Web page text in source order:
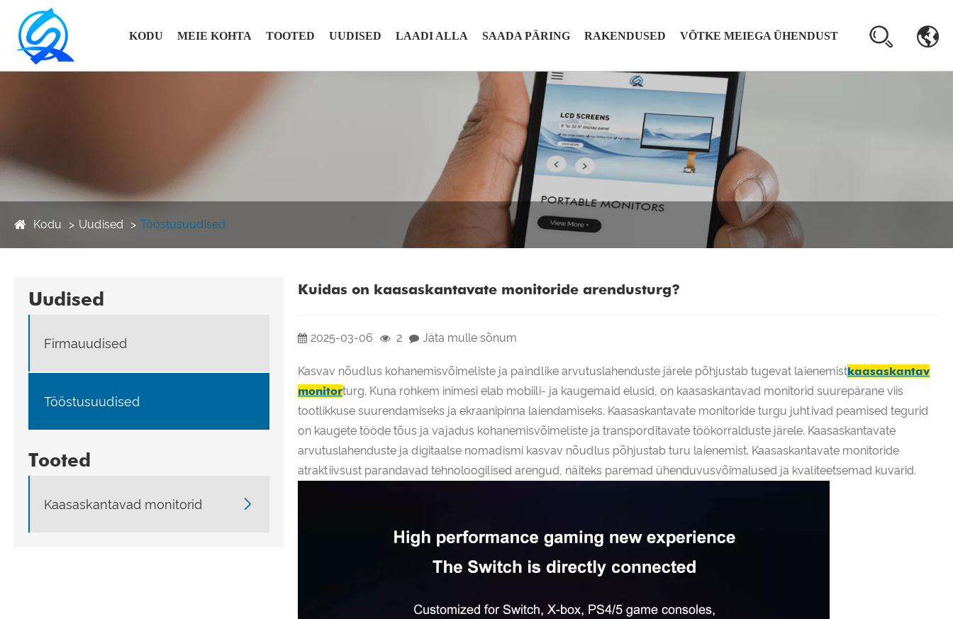
KODU MEIE KOHTA TOOTED UUDISED LAADI ALLA SAADA PÄRING RAKENDUSED VÕTKE MEIEGA ÜHENDUST
Kodu Uudised Tööstusuudised
Uudised
Firmauudised
Tööstusuudised
Tooted
Kaasaskantavad monitorid 
Kuidas on kaasaskantavate monitoride arendusturg?
2025-03-06 2 Jäta mulle sõnum
Kasvav nõudlus kohanemisvõimeliste ja paindlike arvutuslahenduste järele põhjustab tugevat laienemistkaasaskantav
monitorturg. Kuna rohkem inimesi elab mobiili- ja kaugemaid elusid, on kaasaskantavad monitorid suurepärane viis
tootlikkuse suurendamiseks ja ekraanipinna laiendamiseks. Kaasaskantavate monitoride turgu juhtivad peamised tegurid
on kaugete tööde tõus ja vajadus kohanemisvõimeliste ja transporditavate töökorralduste järele. Kaasaskantavate
arvutuslahenduste ja digitaalse nomadismi kasvav nõudlus põhjustab turu laienemist. Kaasaskantavate monitoride
atraktiivsust parandavad tehnoloogilised arengud, näiteks paremad ühenduvusvõimalused ja kvaliteetsemad kuvarid.